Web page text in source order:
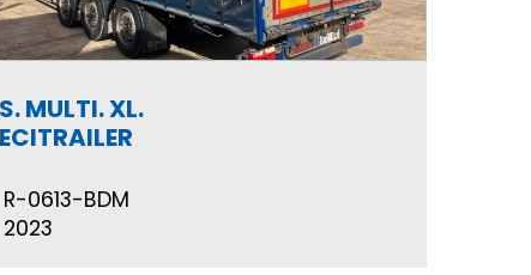
MULTI. XL.
R-0613-BDM
2023